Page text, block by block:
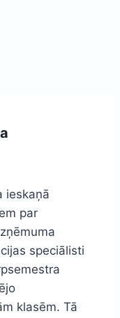
ieskaņā
par
speciālisti
klasēm. Tā